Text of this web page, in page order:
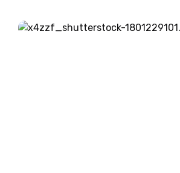
iz enega konca na drugega, ampak...